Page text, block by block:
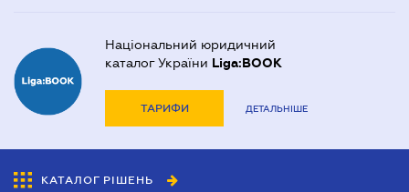
Національний юридичний
каталог України Liga:BOOK
ТАРИФИ ДЕТАЛЬНІШЕ
КАТАЛОГ РІШЕНЬ